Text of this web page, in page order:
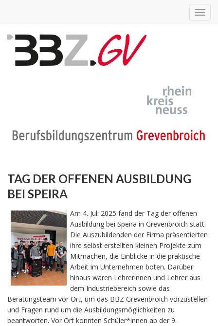
TAG DER OFFENEN AUSBILDUNG
BEI SPEIRA
Am 4. Juli 2025 fand der Tag der offenen
Ausbildung bei Speira in Grevenbroich statt.
Die Auszubildenden der Firma präsentierten
ihre selbst erstellten kleinen Projekte zum
Mitmachen, die Einblicke in die praktische
Arbeit im Unternehmen boten. Darüber
hinaus waren Lehrerinnen und Lehrer aus
dem Industriebereich sowie das
Beratungsteam vor Ort, um das BBZ Grevenbroich vorzustellen
und Fragen rund um die Ausbildungsmöglichkeiten zu
beantworten. Vor Ort konnten Schüler*innen ab der 9.